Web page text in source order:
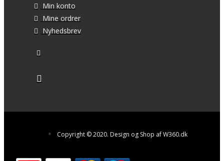
Min konto
Mine ordrer
Nyhedsbrev
Copyright © 2020. Design og Shop af W360.dk